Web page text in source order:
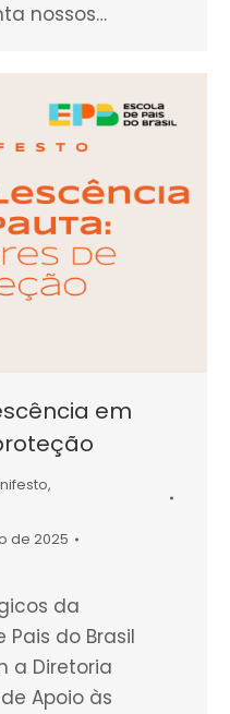
nossos…
em
,
de 2025
da
Pais do Brasil
a Diretoria
Apoio às